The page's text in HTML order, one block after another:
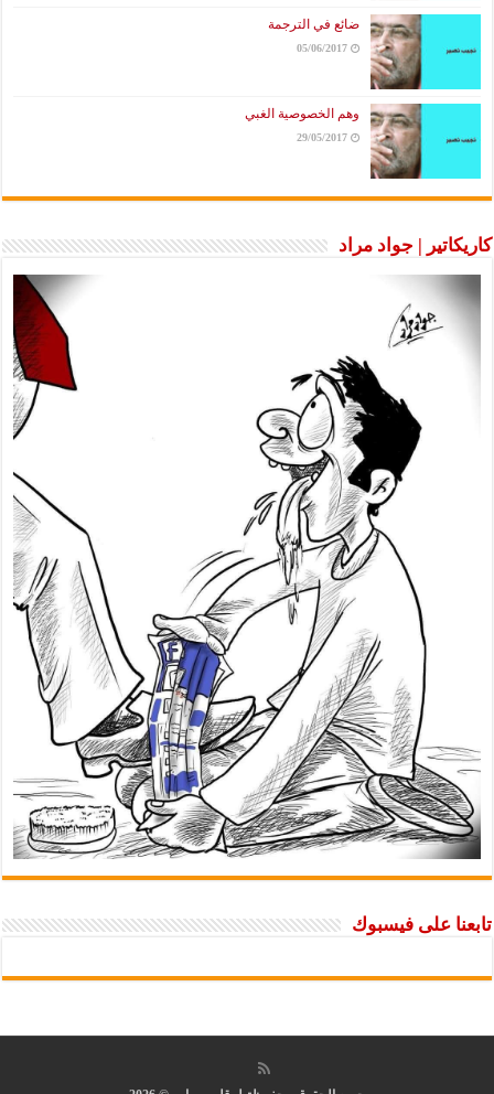
ضائع في الترجمة
05/06/2017
وهم الخصوصية الغبي
29/05/2017
كاريكاتير | جواد مراد
تابعنا على فيسبوك